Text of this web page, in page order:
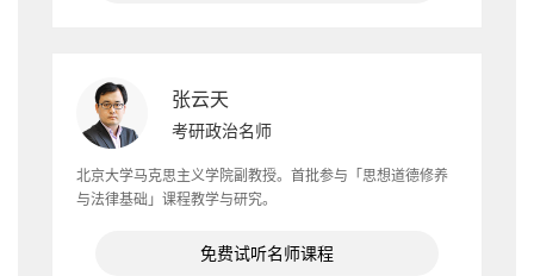
张云天
考研政治名师
北京大学马克思主义学院副教授。首批参与「思想道德修养
与法律基础」课程教学与研究。
免费试听名师课程